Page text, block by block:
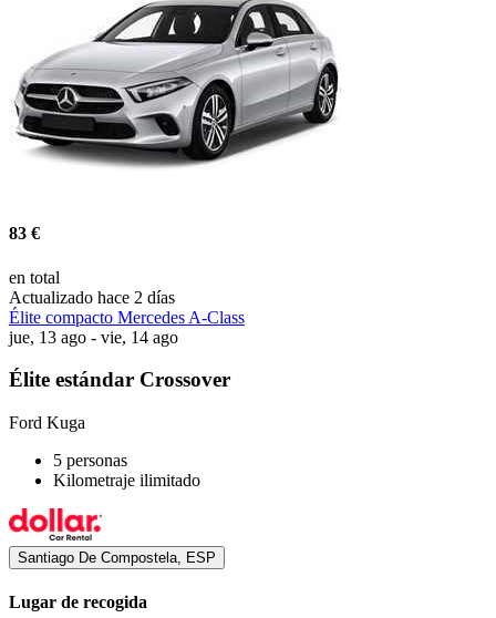
83 €
en total
Actualizado hace 2 días
Élite compacto Mercedes A-Class
jue, 13 ago - vie, 14 ago
Élite estándar Crossover
Ford Kuga
5 personas
Kilometraje ilimitado
Santiago De Compostela, ESP
Lugar de recogida